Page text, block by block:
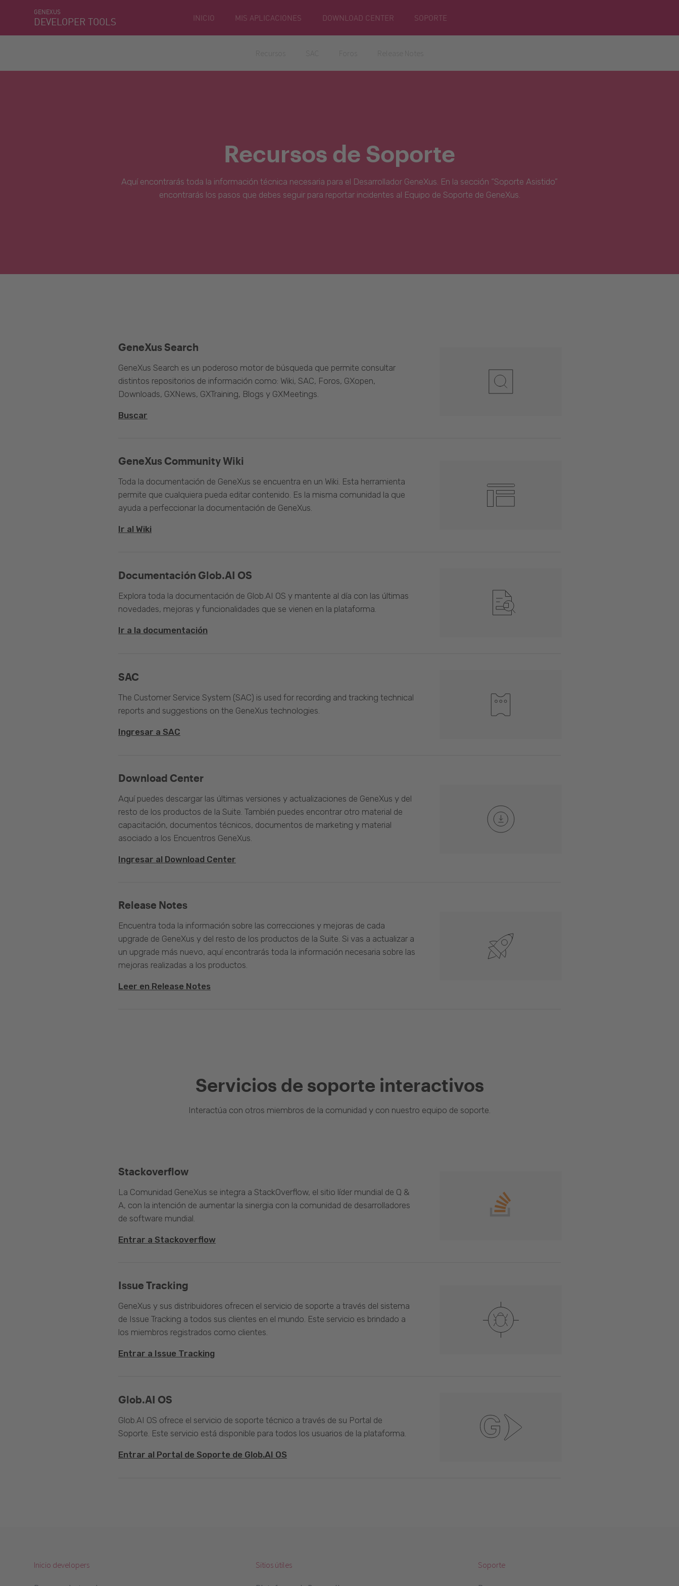
GENEXUS
DEVELOPER TOOLS INICIO MIS APLICACIONES DOWNLOAD CENTER SOPORTE
Recursos de Soporte
Aquí encontrarás toda la información técnica necesaria para el Desarrollador GeneXus. En la sección “Soporte Asistido”
encontrarás los pasos que debes seguir para reportar incidentes al Equipo de Soporte de GeneXus.
GeneXus Community Wiki
Toda la documentación de GeneXus se encuentra en un Wiki. Esta herramienta
permite que cualquiera pueda editar contenido. Es la misma comunidad la que
ayuda a perfeccionar la documentación de GeneXus.
Ir al Wiki
GeneXus Search
GeneXus Search es un poderoso motor de búsqueda que permite consultar
distintos repositorios de información como: Wiki, SAC, Foros, GXopen,
Downloads, GXNews, GXTraining, Blogs y GXMeetings.
Buscar
Documentación Glob.AI OS
Explora toda la documentación de Glob.AI OS y mantente al día con las últimas
novedades, mejoras y funcionalidades que se vienen en la plataforma.
Ir a la documentación
SAC
The Customer Service System (SAC) is used for recording and tracking technical
reports and suggestions on the GeneXus technologies.
Ingresar a SAC
Download Center
Aquí puedes descargar las últimas versiones y actualizaciones de GeneXus y del
resto de los productos de la Suite. También puedes encontrar otro material de
capacitación, documentos técnicos, documentos de marketing y material
asociado a los Encuentros GeneXus.
Ingresar al Download Center
Release Notes
Encuentra toda la información sobre las correcciones y mejoras de cada
upgrade de GeneXus y del resto de los productos de la Suite. Si vas a actualizar a
un upgrade más nuevo, aquí encontrarás toda la información necesaria sobre las
mejoras realizadas a los productos.
Leer en Release Notes
Servicios de soporte interactivos
Interactúa con otros miembros de la comunidad y con nuestro equipo de soporte.
Stackoverflow
La Comunidad GeneXus se integra a StackOverflow, el sitio líder mundial de Q &
A, con la intención de aumentar la sinergia con la comunidad de desarrolladores
de software mundial.
Entrar a Stackoverflow
Issue Tracking
GeneXus y sus distribuidores ofrecen el servicio de soporte a través del sistema
de Issue Tracking a todos sus clientes en el mundo. Este servicio es brindado a
los miembros registrados como clientes.
Entrar a Issue Tracking
Glob.AI OS
Glob.AI OS ofrece el servicio de soporte técnico a través de su Portal de
Soporte. Este servicio está disponible para todos los usuarios de la plataforma.
Entrar al Portal de Soporte de Glob.AI OS
Inicio developers Sitios útiles Soporte